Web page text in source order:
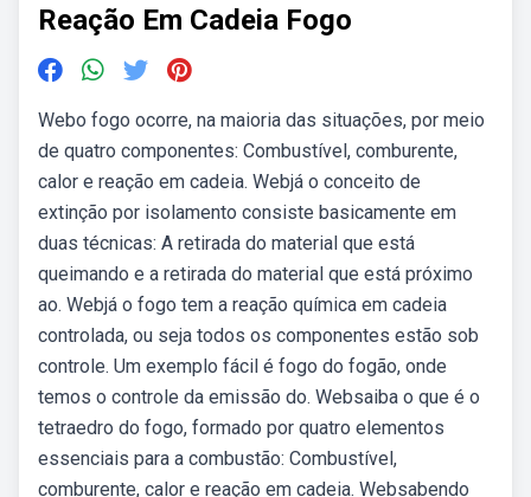
Reação Em Cadeia Fogo
Webo fogo ocorre, na maioria das situações, por meio
de quatro componentes: Combustível, comburente,
calor e reação em cadeia. Webjá o conceito de
extinção por isolamento consiste basicamente em
duas técnicas: A retirada do material que está
queimando e a retirada do material que está próximo
ao. Webjá o fogo tem a reação química em cadeia
controlada, ou seja todos os componentes estão sob
controle. Um exemplo fácil é fogo do fogão, onde
temos o controle da emissão do. Websaiba o que é o
tetraedro do fogo, formado por quatro elementos
essenciais para a combustão: Combustível,
comburente, calor e reação em cadeia. Websabendo